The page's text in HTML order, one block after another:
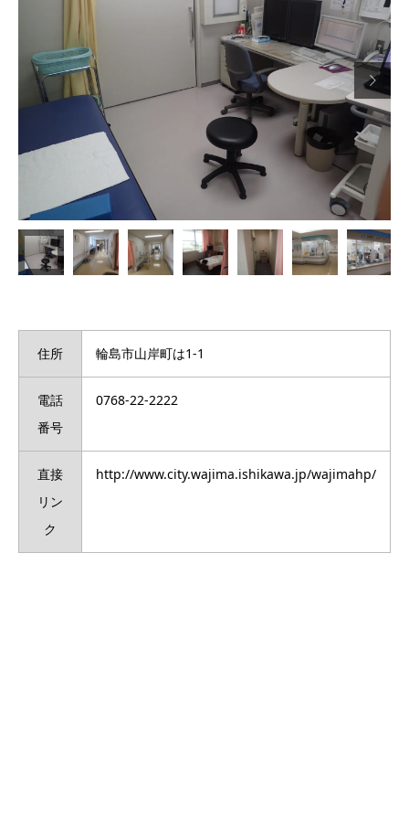

住所 輪島市山岸町は1-1
電話
番号
0768-22-2222
直接
リン
ク
http://www.city.wajima.ishikawa.jp/wajimahp/